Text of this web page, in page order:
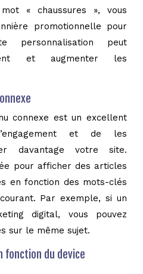
« chaussures », vous
promotionnelle pour
personnalisation peut
et augmenter les
connexe est un excellent
et de les
davantage votre site.
pour afficher des articles
en fonction des mots-clés
Par exemple, si un
digital, vous pouvez
sur le même sujet.
fonction du device